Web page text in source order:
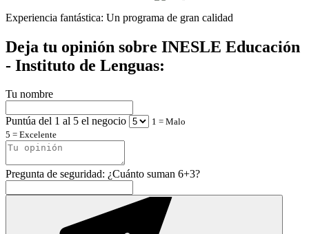
Experiencia fantástica: Un programa de gran calidad
Deja tu opinión sobre INESLE Educación
- Instituto de Lenguas:
Tu nombre
Puntúa del 1 al 5 el negocio
1 = Malo
5 = Excelente
Pregunta de seguridad: ¿Cuánto suman 6+3?